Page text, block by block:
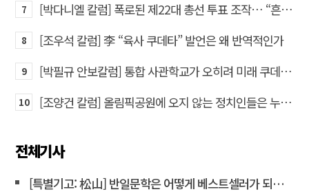
7 [박다니엘 칼럼] 폭로된 제22대 총선 투표 조작… “흔들리는 가짜 국회의원들”
8 [조우석 칼럼] 李 “육사 쿠데타” 발언은 왜 반역적인가
9 [박필규 안보칼럼] 통합 사관학교가 오히려 미래 쿠데타의 통로가 되는 이유
10 [조양건 칼럼] 올림픽공원에 오지 않는 정치인들은 누구인가
전체기사
[특별기고: 松山] 반일문학은 어떻게 베스트셀러가 되는가?